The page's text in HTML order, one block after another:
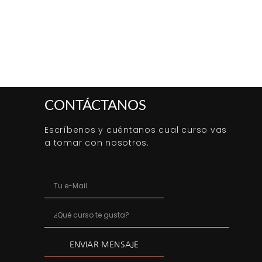
CONTÁCTANOS
Escríbenos y cuéntanos cual curso vas
a tomar con nosotros.
ENVIAR MENSAJE